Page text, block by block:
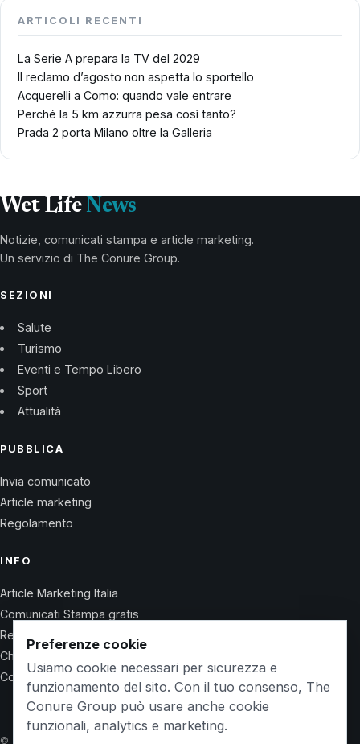
ARTICOLI RECENTI
La Serie A prepara la TV del 2029
Il reclamo d’agosto non aspetta lo sportello
Acquerelli a Como: quando vale entrare
Perché la 5 km azzurra pesa così tanto?
Prada 2 porta Milano oltre la Galleria
Wet Life News
Notizie, comunicati stampa e article marketing.
Un servizio di The Conure Group.
SEZIONI
Salute
Turismo
Eventi e Tempo Libero
Sport
Attualità
PUBBLICA
Invia comunicato
Article marketing
Regolamento
INFO
Article Marketing Italia
Comunicati Stampa gratis
Regolamento
Chi Siamo
Contatti
© 2026 Wet Life News · The Conure Group
Preferenze cookie
Usiamo cookie necessari per sicurezza e
funzionamento del sito. Con il tuo consenso, The
Conure Group può usare anche cookie
funzionali, analytics e marketing.